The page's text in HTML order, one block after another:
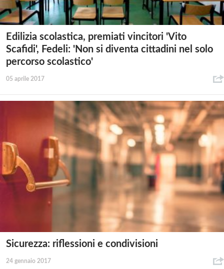
Edilizia scolastica, premiati vincitori 'Vito
Scafidi', Fedeli: 'Non si diventa cittadini nel solo
percorso scolastico'
05 aprile 2017
Sicurezza: riflessioni e condivisioni
24 gennaio 2017